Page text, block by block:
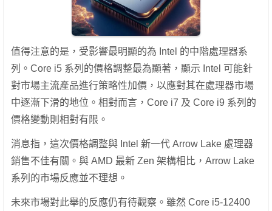
值得注意的是，受影響最明顯的為 Intel 的中階處理器系
列。Core i5 系列的價格調整最為顯著，顯示 Intel 可能針
對市場主流產品進行策略性加價，以應對其在處理器市場
中逐漸下滑的地位。相對而言，Core i7 及 Core i9 系列的
價格變動則相對有限。
消息指，這次價格調整與 Intel 新一代 Arrow Lake 處理器
銷售不佳有關。與 AMD 最新 Zen 架構相比，Arrow Lake
系列的市場反應並不理想。
未來市場對此舉的反應仍有待觀察。雖然 Core i5-12400